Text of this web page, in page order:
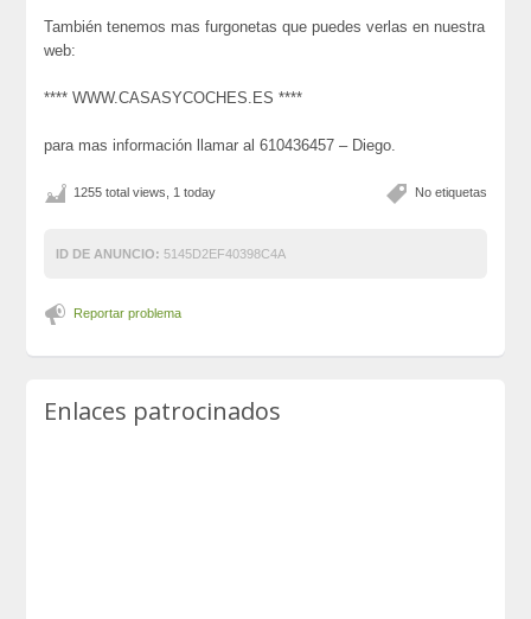
También tenemos mas furgonetas que puedes verlas en nuestra
web:
**** WWW.CASASYCOCHES.ES ****
para mas información llamar al 610436457 – Diego.
No etiquetas
1255 total views, 1 today
ID DE ANUNCIO: 5145D2EF40398C4A
Reportar problema
Enlaces patrocinados